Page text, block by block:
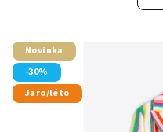
Novinka
-30%
Jaro/léto